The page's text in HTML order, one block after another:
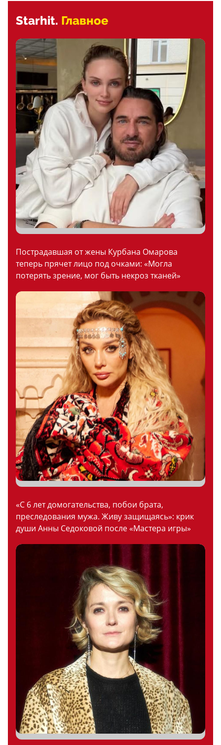
Starhit. Главное
Пострадавшая от жены Курбана Омарова
теперь прячет лицо под очками: «Могла
потерять зрение, мог быть некроз тканей»
«С 6 лет домогательства, побои брата,
преследования мужа. Живу защищаясь»: крик
души Анны Седоковой после «Мастера игры»